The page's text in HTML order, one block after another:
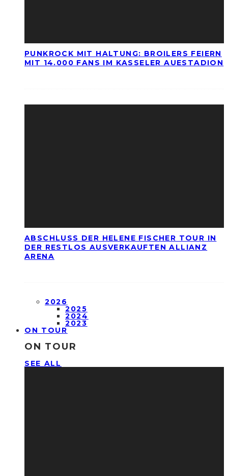
PUNKROCK MIT HALTUNG: BROILERS FEIERN
MIT 14.000 FANS IM KASSELER AUESTADION
ABSCHLUSS DER HELENE FISCHER TOUR IN
DER RESTLOS AUSVERKAUFTEN ALLIANZ
ARENA
2026
2025
2024
2023
ON TOUR
ON TOUR
SEE ALL